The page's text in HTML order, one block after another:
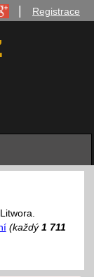
Registrace
(každý 1 711